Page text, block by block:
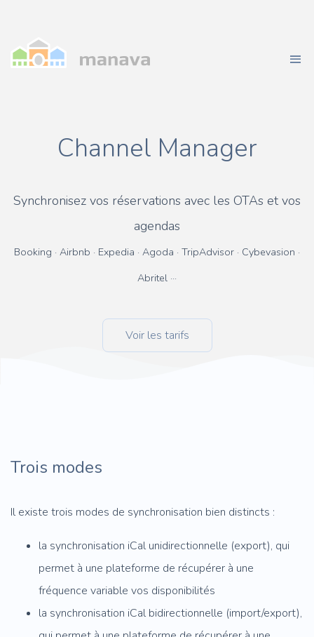
Channel Manager
Synchronisez vos réservations avec les OTAs et vos
agendas
Booking · Airbnb · Expedia · Agoda · TripAdvisor · Cybevasion ·
Abritel ···
Voir les tarifs
Trois modes
Il existe trois modes de synchronisation bien distincts :
la synchronisation iCal unidirectionnelle (export), qui
permet à une plateforme de récupérer à une
fréquence variable vos disponibilités
la synchronisation iCal bidirectionnelle (import/export),